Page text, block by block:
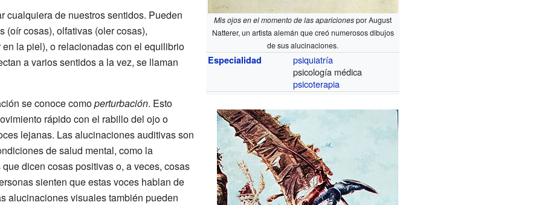
Mis ojos en el momento de las aparicionespor August
Natterer, un artista alemán que creó numerosos dibujos
de sus alucinaciones.
Especialidad
psiquiatría
psicología médica
psicoterapia
cualquiera de nuestros sentidos. Pueden
(oír cosas), olfativas (oler cosas),
la piel), o relacionadas con el equilibrio
a varios sentidos a la vez, se llaman
se conoce comoperturbación. Esto
rápido con el rabillo del ojo o
lejanas. Las alucinaciones auditivas son
de salud mental, como la
dicen cosas positivas o, a veces, cosas
sienten que estas voces hablan de
alucinaciones visuales también pueden